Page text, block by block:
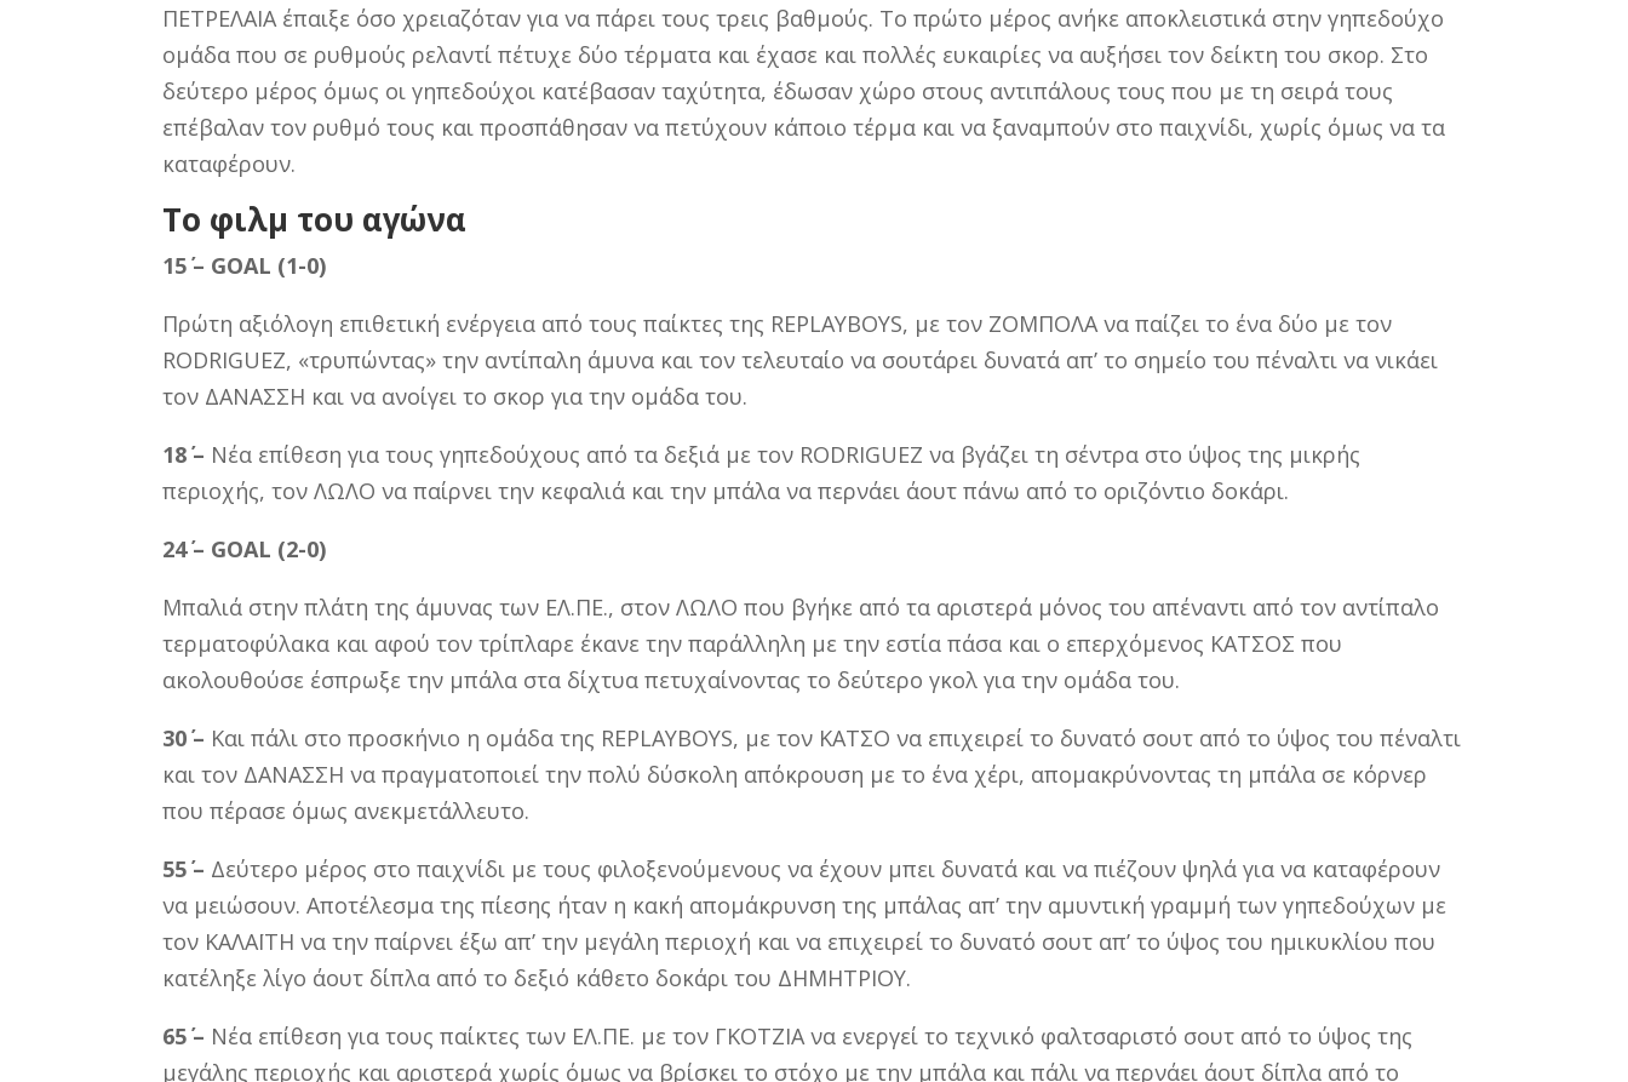
ΠΕΤΡΕΛΑΙΑ έπαιξε όσο χρειαζόταν για να πάρει τους τρεις βαθμούς. Το πρώτο μέρος ανήκε αποκλειστικά στην γηπεδούχο
ομάδα που σε ρυθμούς ρελαντί πέτυχε δύο τέρματα και έχασε και πολλές ευκαιρίες να αυξήσει τον δείκτη του σκορ. Στο
δεύτερο μέρος όμως οι γηπεδούχοι κατέβασαν ταχύτητα, έδωσαν χώρο στους αντιπάλους τους που με τη σειρά τους
επέβαλαν τον ρυθμό τους και προσπάθησαν να πετύχουν κάποιο τέρμα και να ξαναμπούν στο παιχνίδι, χωρίς όμως να τα
καταφέρουν.
Το φιλμ του αγώνα
15΄ – GOAL (1-0)
Πρώτη αξιόλογη επιθετική ενέργεια από τους παίκτες της REPLAYBOYS, με τον ΖΟΜΠΟΛΑ να παίζει το ένα δύο με τον
RODRIGUEZ, «τρυπώντας» την αντίπαλη άμυνα και τον τελευταίο να σουτάρει δυνατά απ’ το σημείο του πέναλτι να νικάει
τον ΔΑΝΑΣΣΗ και να ανοίγει το σκορ για την ομάδα του.
18΄ – Νέα επίθεση για τους γηπεδούχους από τα δεξιά με τον RODRIGUEZ να βγάζει τη σέντρα στο ύψος της μικρής
περιοχής, τον ΛΩΛΟ να παίρνει την κεφαλιά και την μπάλα να περνάει άουτ πάνω από το οριζόντιο δοκάρι.
24΄ – GOAL (2-0)
Μπαλιά στην πλάτη της άμυνας των ΕΛ.ΠΕ., στον ΛΩΛΟ που βγήκε από τα αριστερά μόνος του απέναντι από τον αντίπαλο
τερματοφύλακα και αφού τον τρίπλαρε έκανε την παράλληλη με την εστία πάσα και ο επερχόμενος ΚΑΤΣΟΣ που
ακολουθούσε έσπρωξε την μπάλα στα δίχτυα πετυχαίνοντας το δεύτερο γκολ για την ομάδα του.
30΄ – Και πάλι στο προσκήνιο η ομάδα της REPLAYBOYS, με τον ΚΑΤΣΟ να επιχειρεί το δυνατό σουτ από το ύψος του πέναλτι
και τον ΔΑΝΑΣΣΗ να πραγματοποιεί την πολύ δύσκολη απόκρουση με το ένα χέρι, απομακρύνοντας τη μπάλα σε κόρνερ
που πέρασε όμως ανεκμετάλλευτο.
55΄ – Δεύτερο μέρος στο παιχνίδι με τους φιλοξενούμενους να έχουν μπει δυνατά και να πιέζουν ψηλά για να καταφέρουν
να μειώσουν. Αποτέλεσμα της πίεσης ήταν η κακή απομάκρυνση της μπάλας απ’ την αμυντική γραμμή των γηπεδούχων με
τον ΚΑΛΑΪΤΗ να την παίρνει έξω απ’ την μεγάλη περιοχή και να επιχειρεί το δυνατό σουτ απ’ το ύψος του ημικυκλίου που
κατέληξε λίγο άουτ δίπλα από το δεξιό κάθετο δοκάρι του ΔΗΜΗΤΡΙΟΥ.
65΄ – Νέα επίθεση για τους παίκτες των ΕΛ.ΠΕ. με τον ΓΚΟΤΖΙΑ να ενεργεί το τεχνικό φαλτσαριστό σουτ από το ύψος της
μεγάλης περιοχής και αριστερά χωρίς όμως να βρίσκει το στόχο με την μπάλα και πάλι να περνάει άουτ δίπλα από το